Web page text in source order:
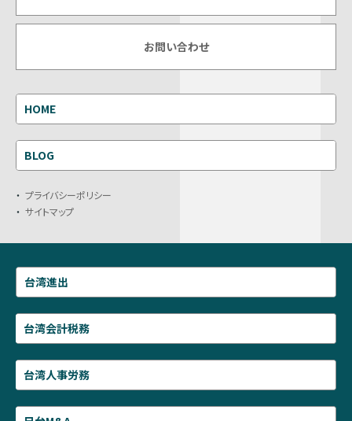
お問い合わせ
HOME
BLOG
プライバシーポリシー
サイトマップ
台湾進出
台湾会計税務
台湾人事労務